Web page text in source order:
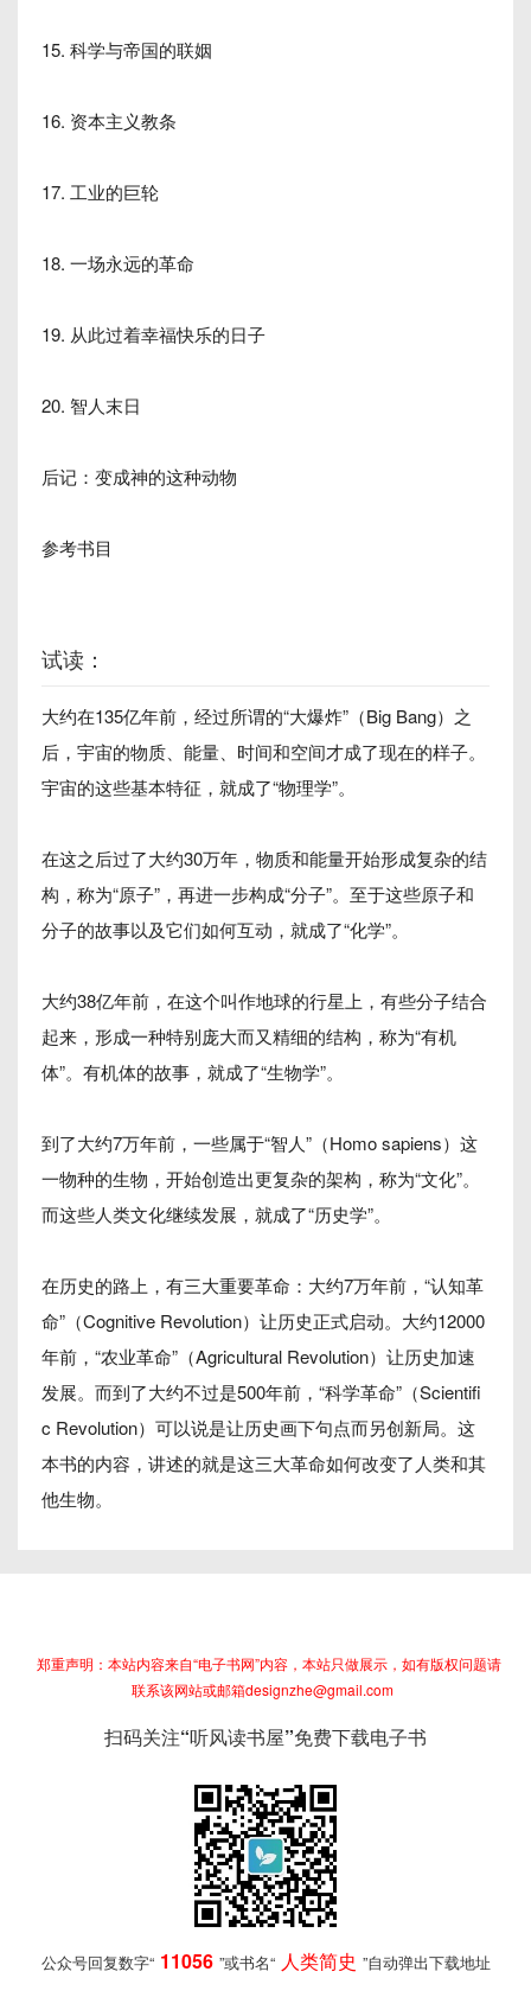
15. 科学与帝国的联姻
16. 资本主义教条
17. 工业的巨轮
18. 一场永远的革命
19. 从此过着幸福快乐的日子
20. 智人末日
后记：变成神的这种动物
参考书目
试读：
大约在135亿年前，经过所谓的“大爆炸”（Big Bang）之
后，宇宙的物质、能量、时间和空间才成了现在的样子。
宇宙的这些基本特征，就成了“物理学”。
在这之后过了大约30万年，物质和能量开始形成复杂的结
构，称为“原子”，再进一步构成“分子”。至于这些原子和
分子的故事以及它们如何互动，就成了“化学”。
大约38亿年前，在这个叫作地球的行星上，有些分子结合
起来，形成一种特别庞大而又精细的结构，称为“有机
体”。有机体的故事，就成了“生物学”。
到了大约7万年前，一些属于“智人”（Homo sapiens）这
一物种的生物，开始创造出更复杂的架构，称为“文化”。
而这些人类文化继续发展，就成了“历史学”。
在历史的路上，有三大重要革命：大约7万年前，“认知革
命”（Cognitive Revolution）让历史正式启动。大约12000
年前，“农业革命”（Agricultural Revolution）让历史加速
发展。而到了大约不过是500年前，“科学革命”（Scientifi
c Revolution）可以说是让历史画下句点而另创新局。这
本书的内容，讲述的就是这三大革命如何改变了人类和其
他生物。
郑重声明：本站内容来自“电子书网”内容，本站只做展示，如有版权问题请
联系该网站或邮箱designzhe@gmail.com
扫码关注“听风读书屋”免费下载电子书
公众号回复数字“ 11056 ”或书名“ 人类简史 ”自动弹出下载地址